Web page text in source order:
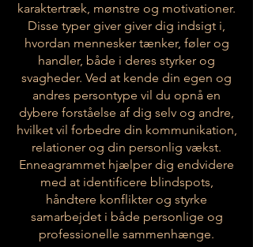
karaktertræk, mønstre og motivationer.
Disse typer giver giver dig indsigt i,
hvordan mennesker tænker, føler og
handler, både i deres styrker og
svagheder. Ved at kende din egen og
andres persontype vil du opnå en
dybere forståelse af dig selv og andre,
hvilket vil forbedre din kommunikation,
relationer og din personlig vækst.
Enneagrammet hjælper dig endvidere
med at identificere blindspots,
håndtere konflikter og styrke
samarbejdet i både personlige og
professionelle sammenhænge.